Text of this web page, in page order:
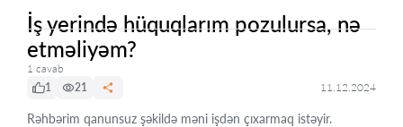
İş yerində hüquqlarım pozulursa, nə
etməliyəm?
1 cavab
1
21 11.12.2024
Rəhbərim qanunsuz şəkildə məni işdən çıxarmaq istəyir.